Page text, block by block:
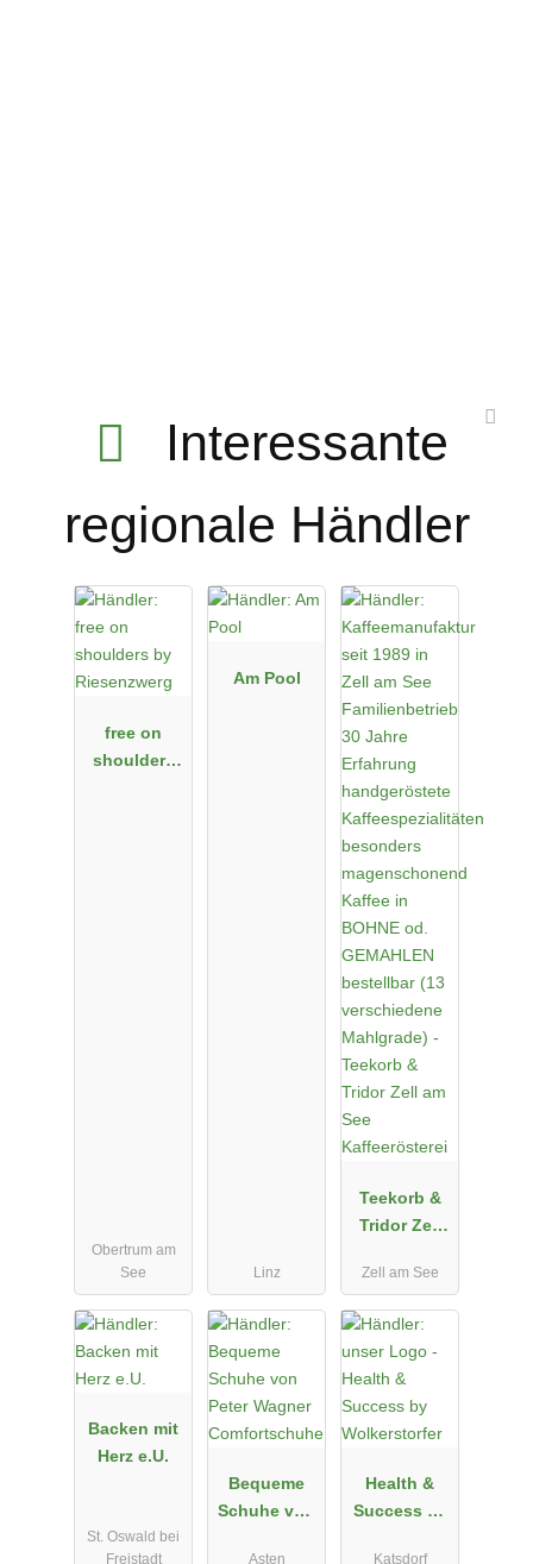
Interessante
regionale Händler
free on
shoulders
Obertrum am
See
Am Pool
Linz
Teekorb &
Tridor Zell
Kaffeeröster
ei
Zell am See
Backen mit
Herz e.U.
St. Oswald bei
Freistadt
Bequeme
Schuhe von
Asten
Health &
Success by
Katsdorf